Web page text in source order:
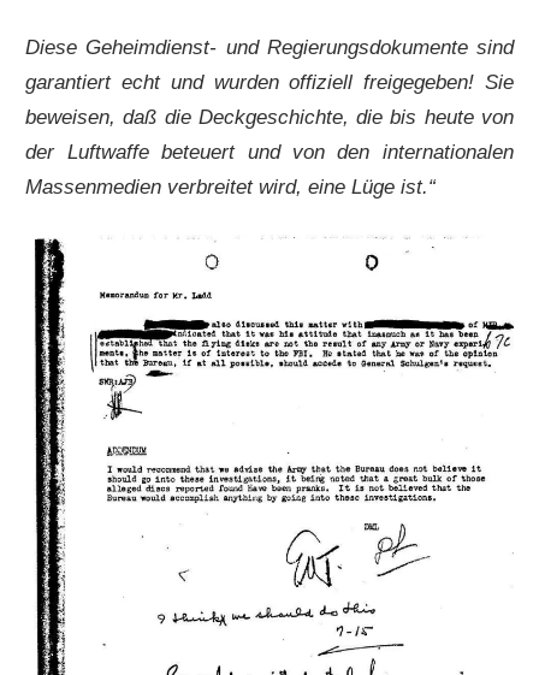
Diese Geheimdienst- und Regierungsdokumente sind
garantiert echt und wurden offiziell freigegeben! Sie
beweisen, daß die Deckgeschichte, die bis heute von
der Luftwaffe beteuert und von den internationalen
Massenmedien verbreitet wird, eine Lüge ist.“